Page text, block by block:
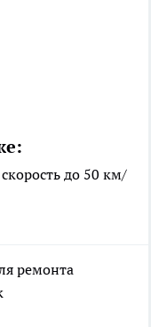
до 50 км/
ремонта